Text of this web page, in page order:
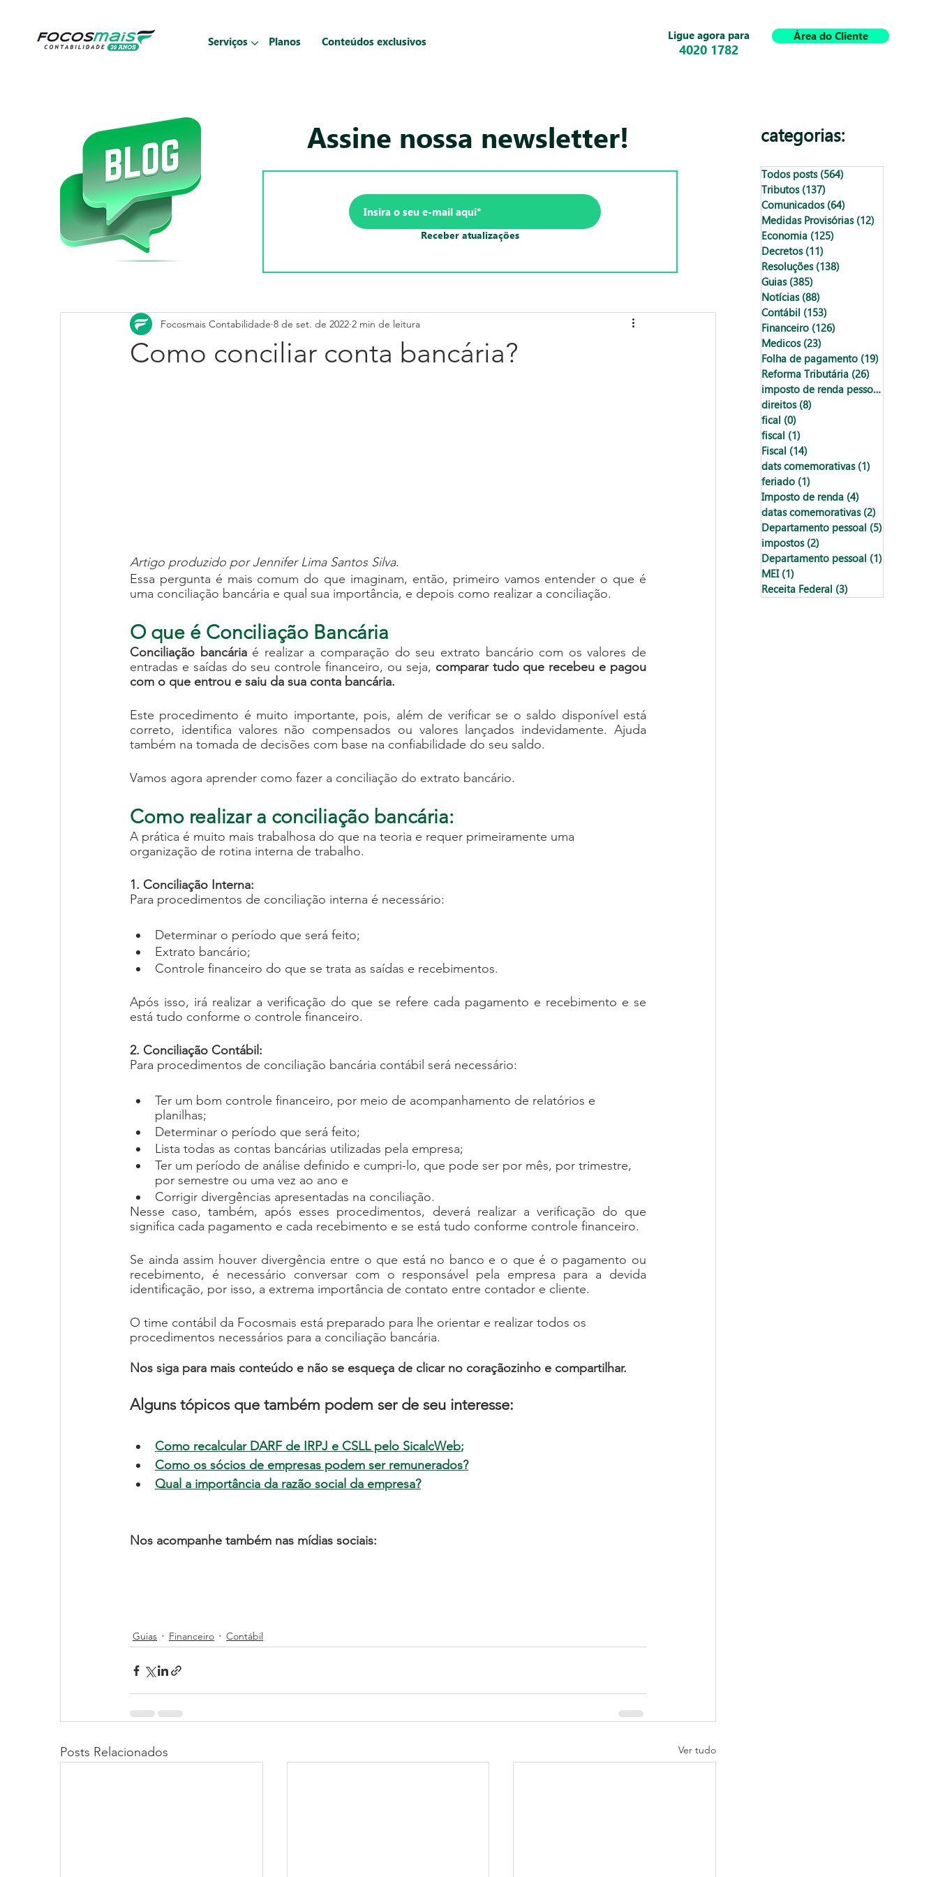
Serviços Planos Conteúdos exclusivos Ligue agora para
4020 1782
Área do Cliente
Assine nossa newsletter!
Receber atualizações
Como conciliar conta bancária?
Focosmais Contabilidade 8 de set. de 2022 2 min de leitura
Artigo produzido por Jennifer Lima Santos Silva.
Essa pergunta é mais comum do que imaginam, então, primeiro vamos entender o que é
uma conciliação bancária e qual sua importância, e depois como realizar a conciliação.
O que é Conciliação Bancária
Conciliação bancária é realizar a comparação do seu extrato bancário com os valores de
entradas e saídas do seu controle financeiro, ou seja, comparar tudo que recebeu e pagou
com o que entrou e saiu da sua conta bancária.
Este procedimento é muito importante, pois, além de verificar se o saldo disponível está
correto, identifica valores não compensados ou valores lançados indevidamente. Ajuda
também na tomada de decisões com base na confiabilidade do seu saldo.
Vamos agora aprender como fazer a conciliação do extrato bancário.
Como realizar a conciliação bancária:
A prática é muito mais trabalhosa do que na teoria e requer primeiramente uma
organização de rotina interna de trabalho.
1. Conciliação Interna:
Para procedimentos de conciliação interna é necessário:
Determinar o período que será feito;
Extrato bancário;
Controle financeiro do que se trata as saídas e recebimentos.
Após isso, irá realizar a verificação do que se refere cada pagamento e recebimento e se
está tudo conforme o controle financeiro.
2. Conciliação Contábil:
Para procedimentos de conciliação bancária contábil será necessário:
Ter um bom controle financeiro, por meio de acompanhamento de relatórios e
planilhas;
Determinar o período que será feito;
Lista todas as contas bancárias utilizadas pela empresa;
Ter um período de análise definido e cumpri-lo, que pode ser por mês, por trimestre,
por semestre ou uma vez ao ano e
Corrigir divergências apresentadas na conciliação.
Nesse caso, também, após esses procedimentos, deverá realizar a verificação do que
significa cada pagamento e cada recebimento e se está tudo conforme controle financeiro.
Se ainda assim houver divergência entre o que está no banco e o que é o pagamento ou
recebimento, é necessário conversar com o responsável pela empresa para a devida
identificação, por isso, a extrema importância de contato entre contador e cliente.
O time contábil da Focosmais está preparado para lhe orientar e realizar todos os
procedimentos necessários para a conciliação bancária.
Nos siga para mais conteúdo e não se esqueça de clicar no coraçãozinho e compartilhar.
Alguns tópicos que também podem ser de seu interesse:
Como recalcular DARF de IRPJ e CSLL pelo SicalcWeb;
Como os sócios de empresas podem ser remunerados?
Qual a importância da razão social da empresa?
Nos acompanhe também nas mídias sociais:
Guias Financeiro Contábil
Posts Relacionados Ver tudo
categorias:
Todos posts (564)
Tributos (137)
Comunicados (64)
Medidas Provisórias (12)
Economia (125)
Decretos (11)
Resoluções (138)
Guias (385)
Notícias (88)
Contábil (153)
Financeiro (126)
Medicos (23)
Folha de pagamento (19)
Reforma Tributária (26)
imposto de renda pessoa física
direitos (8)
fical (0)
fiscal (1)
Fiscal (14)
dats comemorativas (1)
feriado (1)
Imposto de renda (4)
datas comemorativas (2)
Departamento pessoal (5)
impostos (2)
Departamento pessoal (1)
MEI (1)
Receita Federal (3)